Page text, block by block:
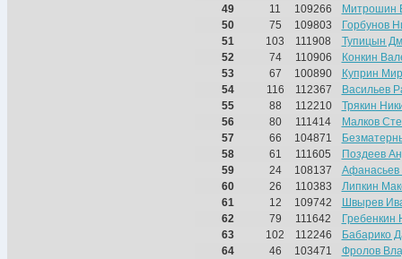
49
11 109266
Митрошин
50
75 109803
Горбунов
51
103 111908
Тупицын
52
74 110906
Конкин
53
67 100890
Куприн
54
116 112367
Васильев
55
88 112210
Трякин
56
80 111414
Малков
57
66 104871
58
61 111605
Поздеев
59
24 108137
Афанасьев
60
26 110383
Липкин
61
12 109742
Швырев
62
79 111642
Гребенкин
63
102 112246
Бабарико
64
46 103471
Фролов